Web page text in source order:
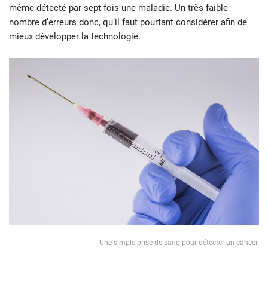
même détecté par sept fois une maladie. Un très faible
nombre d’erreurs donc, qu’il faut pourtant considérer afin de
mieux développer la technologie.
Une simple prise de sang pour détecter un cancer.